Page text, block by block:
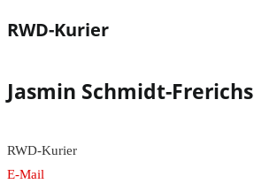
RWD-Kurier
Jasmin Schmidt-Frerichs
RWD-Kurier
E-Mail